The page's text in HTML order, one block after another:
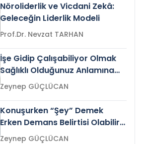
Nöroliderlik ve Vicdani Zekâ:
Geleceğin Liderlik Modeli
Prof.Dr. Nevzat TARHAN
İşe Gidip Çalışabiliyor Olmak
Sağlıklı Olduğunuz Anlamına
Gelir mi?Zeynep GÜÇLÜCAN
Konuşurken “Şey” Demek
Erken Demans Belirtisi Olabilir
mi?
Zeynep GÜÇLÜCAN